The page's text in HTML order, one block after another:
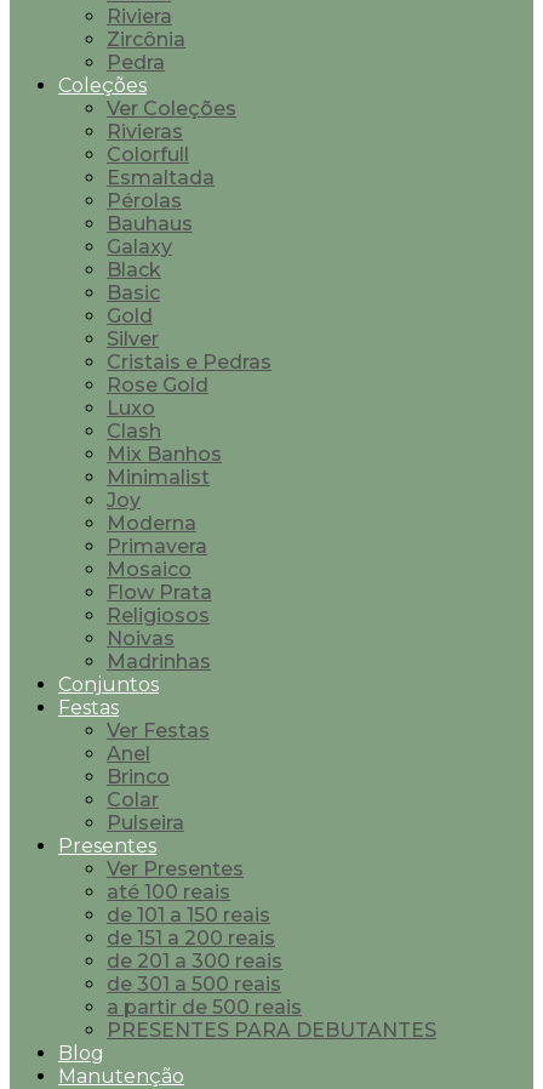
Riviera
Zircônia
Pedra
Coleções
Ver Coleções
Rivieras
Colorfull
Esmaltada
Pérolas
Bauhaus
Galaxy
Black
Basic
Gold
Silver
Cristais e Pedras
Rose Gold
Luxo
Clash
Mix Banhos
Minimalist
Joy
Moderna
Primavera
Mosaico
Flow Prata
Religiosos
Noivas
Madrinhas
Conjuntos
Festas
Ver Festas
Anel
Brinco
Colar
Pulseira
Presentes
Ver Presentes
até 100 reais
de 101 a 150 reais
de 151 a 200 reais
de 201 a 300 reais
de 301 a 500 reais
a partir de 500 reais
PRESENTES PARA DEBUTANTES
Blog
Manutenção